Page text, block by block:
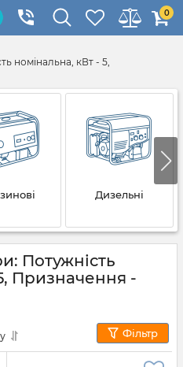
0
номінальна, кВт - 5,
Дизельні
Потужність
Призначення -
Фільтр